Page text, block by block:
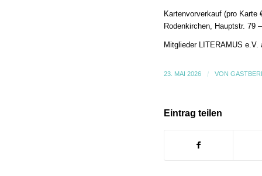
Kartenvorverkauf (pro Karte
Rodenkirchen, Hauptstr. 79 –
Mitglieder LITERAMUS e.V.
23. MAI 2026 / VON
Eintrag teilen